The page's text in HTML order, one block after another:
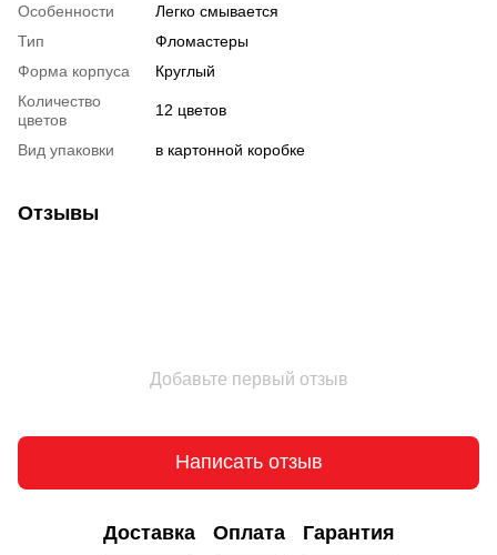
Особенности
Легко смывается
Тип
Фломастеры
Форма корпуса
Круглый
Количество
цветов
12 цветов
Вид упаковки в картонной коробке
Отзывы
Добавьте первый отзыв
Написать отзыв
Доставка Оплата Гарантия